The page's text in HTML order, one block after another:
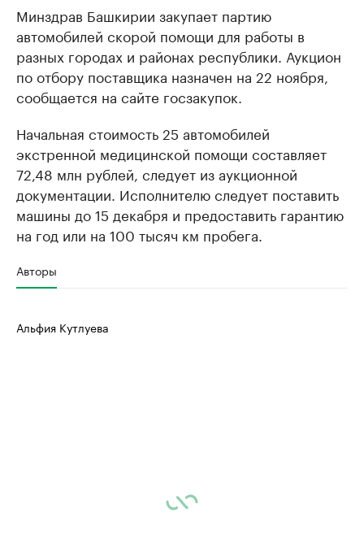
Минздрав Башкирии закупает партию
автомобилей скорой помощи для работы в
разных городах и районах республики. Аукцион
по отбору поставщика назначен на 22 ноября,
сообщается на сайте госзакупок.
Начальная стоимость 25 автомобилей
экстренной медицинской помощи составляет
72,48 млн рублей, следует из аукционной
документации. Исполнителю следует поставить
машины до 15 декабря и предоставить гарантию
на год или на 100 тысяч км пробега.
Авторы
Альфия Кутлуева